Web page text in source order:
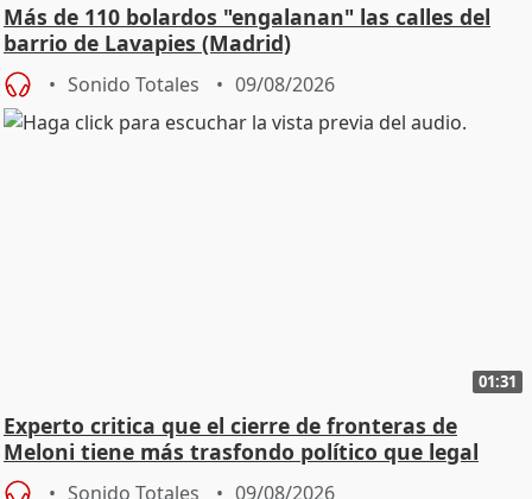
Más de 110 bolardos "engalanan" las calles del
barrio de Lavapies (Madrid)
Sonido Totales 09/08/2026
01:31
Experto critica que el cierre de fronteras de
Meloni tiene más trasfondo político que legal
Sonido Totales 09/08/2026